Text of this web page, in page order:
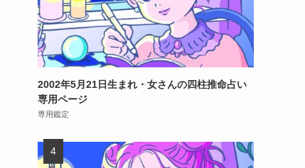
2002年5月21日生まれ・女さんの四柱推命占い
専用ページ
専用鑑定